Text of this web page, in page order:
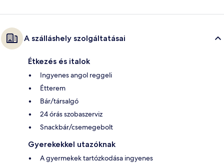
A szálláshely szolgáltatásai
Étkezés és italok
Ingyenes angol reggeli
Étterem
Bár/társalgó
24 órás szobaszerviz
Snackbár/csemegebolt
Gyerekekkel utazóknak
A gyermekek tartózkodása ingyenes